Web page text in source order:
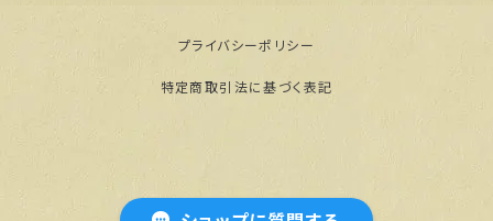
プライバシーポリシー
特定商取引法に基づく表記
© 【公式通販】門脇屋本舗オンラインショップ